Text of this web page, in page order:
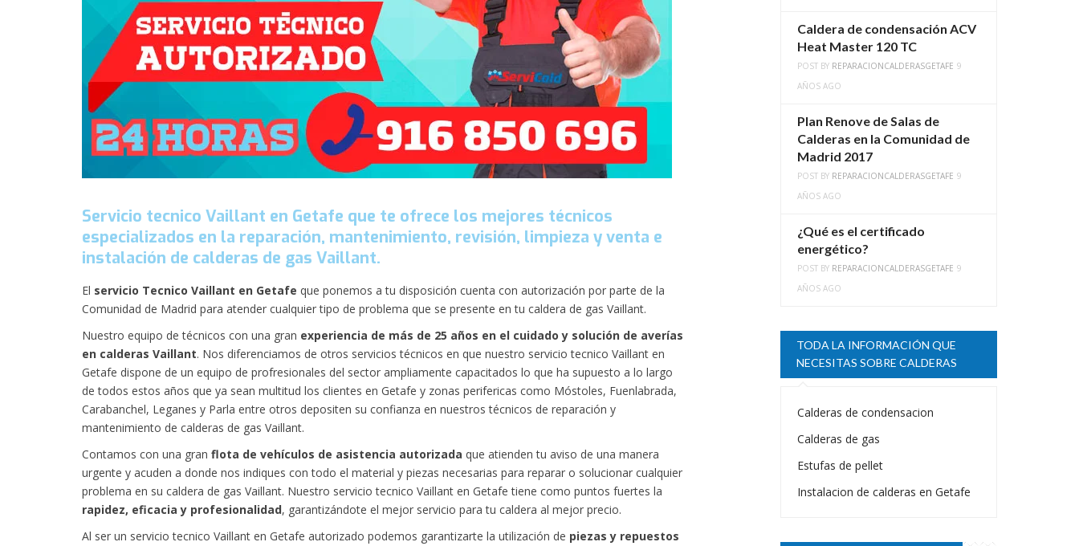
Servicio tecnico Vaillant en Getafe que te ofrece los mejores técnicos
especializados en la reparación, mantenimiento, revisión, limpieza y venta e
instalación de calderas de gas Vaillant.
El servicio Tecnico Vaillant en Getafe que ponemos a tu disposición cuenta con autorización por parte de la
Comunidad de Madrid para atender cualquier tipo de problema que se presente en tu caldera de gas Vaillant.
Nuestro equipo de técnicos con una gran experiencia de más de 25 años en el cuidado y solución de averías
en calderas Vaillant. Nos diferenciamos de otros servicios técnicos en que nuestro servicio tecnico Vaillant en
Getafe dispone de un equipo de profresionales del sector ampliamente capacitados lo que ha supuesto a lo largo
de todos estos años que ya sean multitud los clientes en Getafe y zonas perifericas como Móstoles, Fuenlabrada,
Carabanchel, Leganes y Parla entre otros depositen su confianza en nuestros técnicos de reparación y
mantenimiento de calderas de gas Vaillant.
Contamos con una gran flota de vehículos de asistencia autorizada que atienden tu aviso de una manera
urgente y acuden a donde nos indiques con todo el material y piezas necesarias para reparar o solucionar cualquier
problema en su caldera de gas Vaillant. Nuestro servicio tecnico Vaillant en Getafe tiene como puntos fuertes la
rapidez, eficacia y profesionalidad, garantizándote el mejor servicio para tu caldera al mejor precio.
Al ser un servicio tecnico Vaillant en Getafe autorizado podemos garantizarte la utilización de piezas y repuestos
Caldera de condensación ACV
Heat Master 120 TC
POST BY REPARACIONCALDERASGETAFE 9
AÑOS AGO
Plan Renove de Salas de
Calderas en la Comunidad de
Madrid 2017
POST BY REPARACIONCALDERASGETAFE 9
AÑOS AGO
¿Qué es el certificado
energético?
POST BY REPARACIONCALDERASGETAFE 9
AÑOS AGO
TODA LA INFORMACIÓN QUE
NECESITAS SOBRE CALDERAS
Calderas de condensacion
Calderas de gas
Estufas de pellet
Instalacion de calderas en Getafe